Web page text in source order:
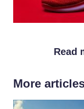
Read
More